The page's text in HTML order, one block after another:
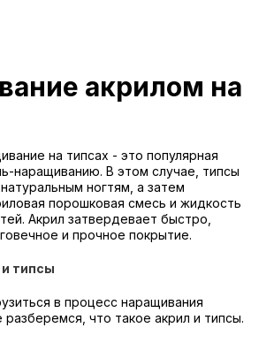
акрилом на
на типсах - это популярная
наращиванию. В этом случае, типсы
ногтям, а затем
порошковая смесь и жидкость
Акрил затвердевает быстро,
и прочное покрытие.
и типсы
в процесс наращивания
что такое акрил и типсы.